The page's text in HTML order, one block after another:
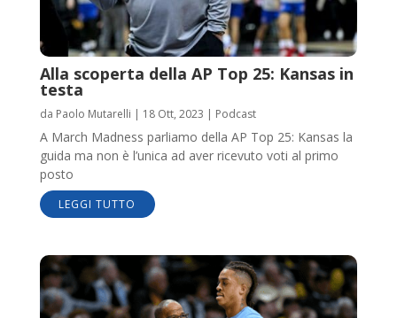
Alla scoperta della AP Top 25: Kansas in
testa
da Paolo Mutarelli | 18 Ott, 2023 | Podcast
A March Madness parliamo della AP Top 25: Kansas la
guida ma non è l’unica ad aver ricevuto voti al primo
posto
LEGGI TUTTO